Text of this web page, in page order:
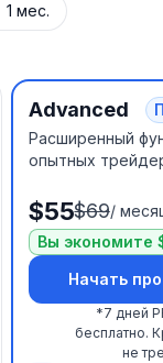
1 мес.
Advanced
Расширенный
опытных
$55$69/
Вы экономите
Начать
*7 дней
бесплатно.
не